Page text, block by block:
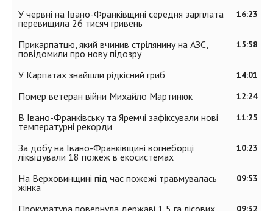
16:23
У червні на Івано-Франківщині середня зарплата
перевищила 26 тисяч гривень
15:58
Прикарпатцю, який вчинив стрілянину на АЗС,
повідомили про нову підозру
14:01
У Карпатах знайшли рідкісний гриб
12:24
Помер ветеран війни Михайло Мартинюк
11:25
В Івано-Франківську та Яремчі зафіксували нові
температурні рекорди
10:23
За добу на Івано-Франківщині вогнеборці
ліквідували 18 пожеж в екосистемах
09:53
На Верховинщині під час пожежі травмувалась
жінка
09:32